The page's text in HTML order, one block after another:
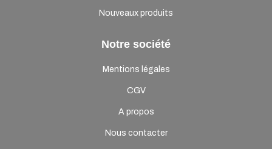
Nouveaux produits
Notre société
Mentions légales
CGV
A propos
Nous contacter